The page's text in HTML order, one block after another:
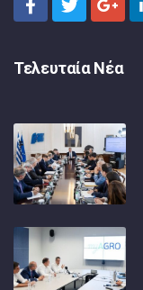
Τελευταία Νέα